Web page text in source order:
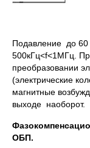
Подавление до 60
500кГц<f<1МГц.
преобразовании
(электрические
магнитные
выходе наоборот.
ОБП.